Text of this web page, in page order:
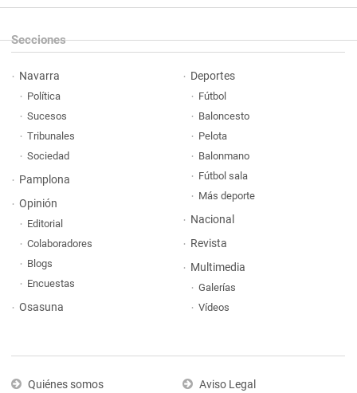
Secciones
Navarra
Política
Sucesos
Tribunales
Sociedad
Pamplona
Opinión
Editorial
Colaboradores
Blogs
Encuestas
Osasuna
Deportes
Fútbol
Baloncesto
Pelota
Balonmano
Fútbol sala
Más deporte
Nacional
Revista
Multimedia
Galerías
Vídeos
Quiénes somos
Aviso Legal